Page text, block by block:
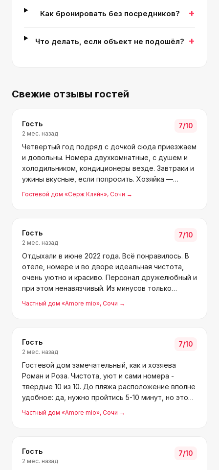
Как бронировать без посредников? +
Что делать, если объект не подошёл? +
Свежие отзывы гостей
Гость
2 мес. назад
7/10
Четвертый год подряд с дочкой сюда приезжаем
и довольны. Номера двухкомнатные, с душем и
холодильником, кондиционеры везде. Завтраки и
ужины вкусные, если попросить. Хозяйка —
замечательный человек, персонал тоже хороший.
Сюда каждый год возвращаться хочется.
Гостевой дом «Серж Кляйн», Сочи →
Гость
2 мес. назад
7/10
Отдыхали в июне 2022 года. Всё понравилось. В
отеле, номере и во дворе идеальная чистота,
очень уютно и красиво. Персонал дружелюбный и
при этом ненавязчивый. Из минусов только
отсутствие пляжных полотенец. До пляжа около
Частный дом «Amore mio», Сочи →
Гость
2 мес. назад
7/10
Гостевой дом замечательный, как и хозяева
Роман и Роза. Чистота, уют и сами номера -
твердые 10 из 10. До пляжа расположение вполне
удобное: да, нужно пройтись 5-10 минут, но это
вообще не проблема. По дороге есть магазины,
Частный дом «Amore mio», Сочи →
Гость
2 мес. назад
7/10